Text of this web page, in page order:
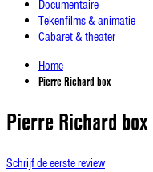
Documentaire
Tekenfilms & animatie
Cabaret & theater
Home
Pierre Richard box
Pierre Richard box
Schrijf de eerste review